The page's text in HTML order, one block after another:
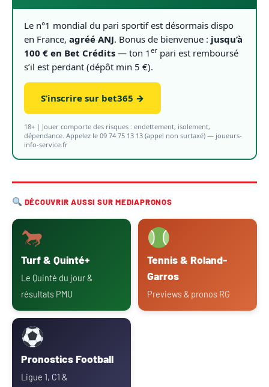
Le n°1 mondial du pari sportif est désormais dispo
en France, agréé ANJ. Bonus de bienvenue : jusqu’à
100 € en Bet Crédits — ton 1 er pari est remboursé
s’il est perdant (dépôt min 5 €).
S’inscrire sur bet365 →
18+ | Jouer comporte des risques : endettement, isolement,
dépendance. Appelez le 09 74 75 13 13 (appel non surtaxé) — joueurs-
info-service.fr
DÉCOUVRIR AUSSI SUR MEDIAPRONOS
Turf & Quinté+
Le Quinté du jour &
résultats PMU
Tennis & Roland-
Garros
Previews & pronos RG
Pronostics Football
Ligue 1, C1 &